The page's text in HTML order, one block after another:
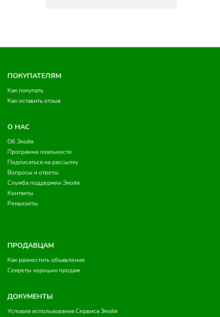
ПОКУПАТЕЛЯМ
Как покупать
Как оставить отзыв
О НАС
Об Экойя
Программа лояльности
Подписаться на рассылку
Вопросы и ответы
Служба поддержки Экойя
Контакты
Реквизиты
ПРОДАВЦАМ
Как разместить объявление
Секреты хороших продаж
ДОКУМЕНТЫ
Условия использования Сервиса Экойя